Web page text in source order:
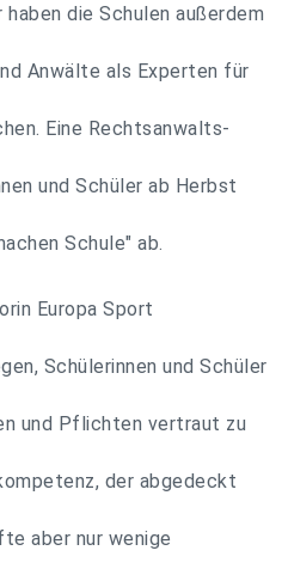
die Schulen außerdem
Anwälte als Experten für
Eine Rechtsanwalts-
und Schüler ab Herbst
Schule" ab.
Europa Sport
Schülerinnen und Schüler
und Pflichten vertraut zu
der abgedeckt
aber nur wenige